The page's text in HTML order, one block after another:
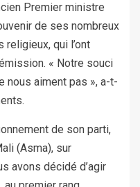
Premier ministre
de ses nombreux
qui l’ont
« Notre souci
nous aiment pas », a-t-
de son parti,
(Asma), sur
avons décidé d’agir